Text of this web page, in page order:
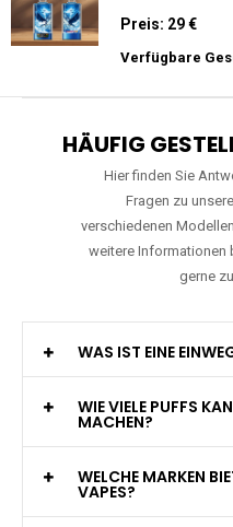
Preis: 29 €
Verfügbare
HÄUFIG
Hier finden Sie
Fragen zu
verschiedenen
weitere Informationen
gerne
WAS IST EINE
WIE VIELE PUFFS
MACHEN?
WELCHE MARKEN
VAPES?